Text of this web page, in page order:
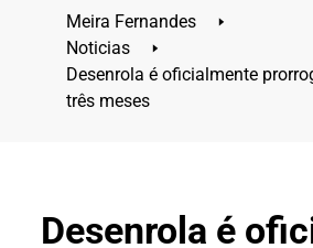
Meira Fernandes
🢒
Noticias
🢒
Desenrola é oficialmente
três meses
Desenrola é